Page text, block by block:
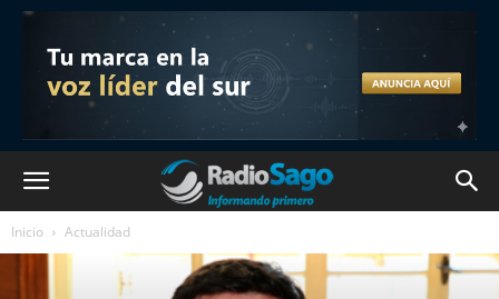
Inicio Actualidad